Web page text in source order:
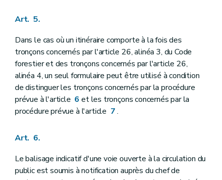
Art. 5.
Dans le cas où un itinéraire comporte à la fois des
tronçons concernés par l'article 26, alinéa 3, du Code
forestier et des tronçons concernés par l'article 26,
alinéa 4, un seul formulaire peut être utilisé à condition
de distinguer les tronçons concernés par la procédure
prévue à l'article 6 et les tronçons concernés par la
procédure prévue à l'article 7.
Art. 6.
Le balisage indicatif d'une voie ouverte à la circulation du
public est soumis à notification auprès du chef de